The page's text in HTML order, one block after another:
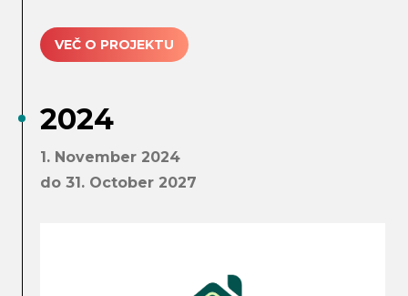
VEČ O PROJEKTU
2024
1. November 2024
do 31. October 2027